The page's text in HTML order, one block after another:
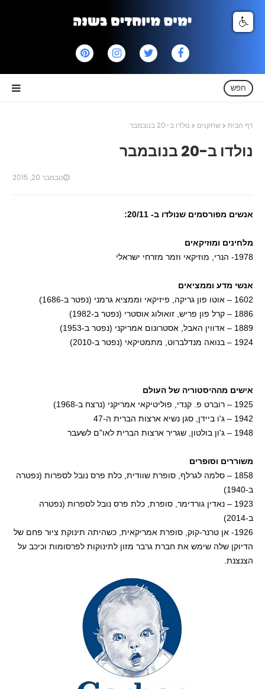
חפש
דף הבית שחקנים נולדו ב-20 בנובמבר
נולדו ב-20 בנובמבר
נובמבר 20, 2015
אנשים מפורסמים שנולדו ב- 20/11:
מלחינים ומוזיקאים
1978- הנרי, מוזיקאי וזמר מזרחי ישראלי
אנשי מדע וממציאים
1602 – אוטו פון גריקה, פיזיקאי וממציא גרמני (נפטר ב-1686)
1886 – קרל פון פריש, זואולוג אוסטרי (נפטר ב-1982)
1889 – אדווין האבל, אסטרונום אמריקני (נפטר ב-1953)
1924 – בנואה מנדלברוט, מתמטיקאי (נפטר ב-2010)
אישים מההיסטוריה של העולם
1925 – רוברט פ. קנדי, פוליטיקאי אמריקני (נרצח ב-1968)
1942 – ג'ו ביידן, סגן נשיא ארצות הברית ה-47
1948 – ג'ון בולטון, שגריר ארצות הברית לאו"ם לשעבר
משוררים וסופרים
1858 – סלמה לגרלף, סופרת שוודית, כלת פרס נובל לספרות (נפטרה
ב-1940)
1923 – נאדין גורדימר, סופרת, כלת פרס נובל לספרות (נפטרה
ב-2014)
1926- אן טרנר-קוק, סופרת אמריקאית, כשהיתה תינוקת ציור פחם של
הדיוקן שלה שימש את חברת גרבר מזון לתינוקות לפרסומות וכיכב על
הצנצנת.